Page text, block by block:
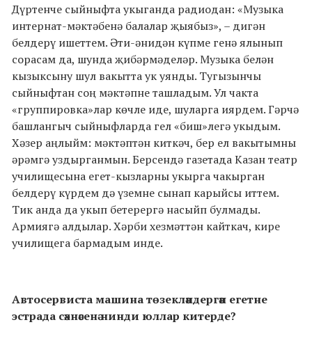
Дүртенче сыйныфта укыганда радиодан: «Музыка
интернат-мәктәбенә балалар җыябыз», – дигән
белдерү ишеттем. Әти-әнидән күпме генә ялынып
сорасам да, шунда җибәрмәделәр. Музыка белән
кызыксыну шул вакытта ук уянды. Тугызынчы
сыйныфтан соң мәктәпне ташладым. Ул чакта
«группировка»лар көчле иде, шуларга иярдем. Гәрчә
башлангыч сыйныфларда гел «биш»легә укыдым.
Хәзер аңлыйм: мәктәптән киткәч, бер ел вакытымны
әрәмгә уздырганмын. Берсендә газетада Казан театр
училищесына егет-кызларны укырга чакырган
белдерү күрдем дә үземне сынап карыйсы иттем.
Тик анда да укып бетерергә насыйп булмады.
Армиягә алдылар. Хәрби хезмәттән кайткач, кире
училищега бармадым инде.
Автосервиста машина төзекләндергән егетне
эстрада сәхнәсенә нинди юллар китерде?